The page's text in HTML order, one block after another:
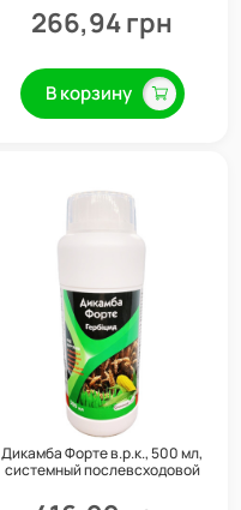
266,94 грн
В корзину
Дикамба Форте в.р.к., 500 мл,
системный послевсходовой
Семейный сад